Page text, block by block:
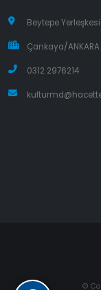
Beytepe Yerleşkesi
Çankaya/ANKARA
0312 2976214
©